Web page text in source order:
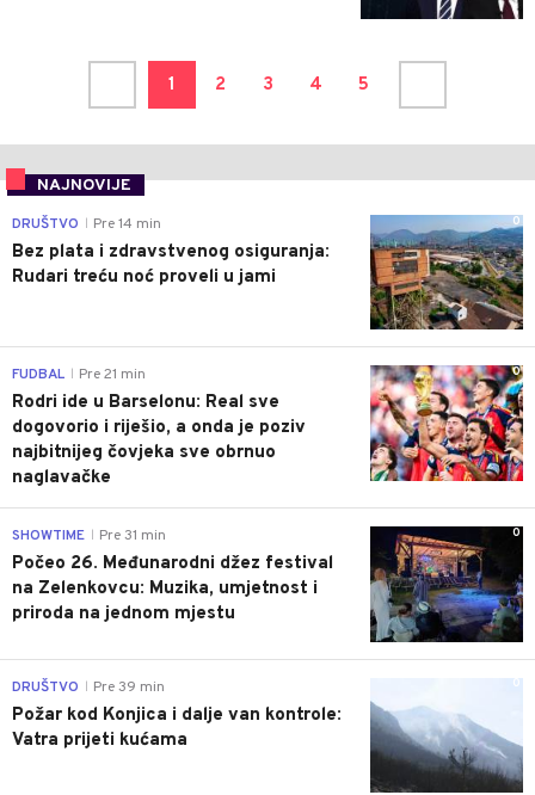
1 2 3 4 5
NAJNOVIJE
0
DRUŠTVO Pre 14 min
Bez plata i zdravstvenog osiguranja:
Rudari treću noć proveli u jami
0
FUDBAL Pre 21 min
Rodri ide u Barselonu: Real sve
dogovorio i riješio, a onda je poziv
najbitnijeg čovjeka sve obrnuo
naglavačke
0
SHOWTIME Pre 31 min
Počeo 26. Međunarodni džez festival
na Zelenkovcu: Muzika, umjetnost i
priroda na jednom mjestu
0
DRUŠTVO Pre 39 min
Požar kod Konjica i dalje van kontrole:
Vatra prijeti kućama